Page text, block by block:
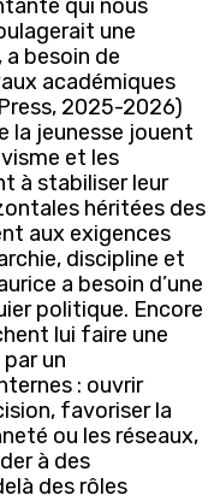
qui nous
une
besoin de
académiques
2025-2026)
la jeunesse jouent
et les
à stabiliser leur
héritées des
aux exigences
discipline et
a besoin d’une
politique. Encore
lui faire une
un
: ouvrir
favoriser la
ou les réseaux,
à des
des rôles